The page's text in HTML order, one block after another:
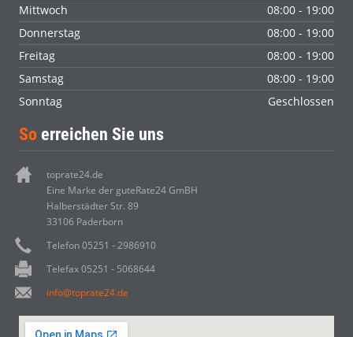
Mittwoch
08:00 - 19:00
Donnerstag
08:00 - 19:00
Freitag
08:00 - 19:00
Samstag
08:00 - 19:00
Sonntag
Geschlossen
So erreichen Sie uns
toprate24.de
Eine Marke der guteRate24 GmBH
Halberstädter Str. 89
33106 Paderborn
Telefon 05251 - 2986910
Telefax 05251 - 5068644
info@toprate24.de